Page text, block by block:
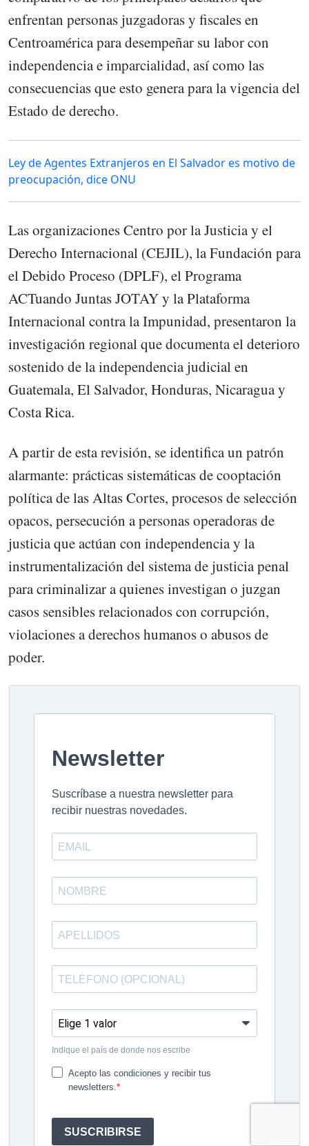
enfrentan personas juzgadoras y fiscales en
Centroamérica para desempeñar su labor con
independencia e imparcialidad, así como las
consecuencias que esto genera para la vigencia del
Estado de derecho.
Ley de Agentes Extranjeros en El Salvador es motivo de
preocupación, dice ONU
Las organizaciones Centro por la Justicia y el
Derecho Internacional (CEJIL), la Fundación para
el Debido Proceso (DPLF), el Programa
ACTuando Juntas JOTAY y la Plataforma
Internacional contra la Impunidad, presentaron la
investigación regional que documenta el deterioro
sostenido de la independencia judicial en
Guatemala, El Salvador, Honduras, Nicaragua y
Costa Rica.
A partir de esta revisión, se identifica un patrón
alarmante: prácticas sistemáticas de cooptación
política de las Altas Cortes, procesos de selección
opacos, persecución a personas operadoras de
justicia que actúan con independencia y la
instrumentalización del sistema de justicia penal
para criminalizar a quienes investigan o juzgan
casos sensibles relacionados con corrupción,
violaciones a derechos humanos o abusos de
poder.